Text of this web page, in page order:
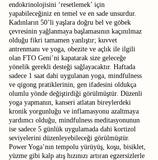
endokrinolojisini ‘resetlemek’ için
yapabileceğiniz en temel ve en sade unsurdur.
Kadınların 50’li yaşlara doğru bel ve göbek
çevresinin yağlanmaya başlamasının kaçınılmaz
olduğu fikri tamamen yanlıştır; kuvvet
antrenmanı ve yoga, obezite ve açlık ile ilgili
olan FTO Geni’ni kapatarak size geleceğe
yönelik gerekli desteği sağlayacaktır. Haftada
sadece 1 saat dahi uygulanan yoga, mindfulness
ve qigong pratiklerinin, gen ifadesini oldukça
olumlu yönde değiştirdiği görülmüştür. Düzenli
yoga yapmanın, kanseri atlatan bireylerdeki
kronik yorgunluğu ve inflamasyonu azaltmaya
yardımcı olduğu, mindfulness meditasyonunun
ise sadece 5 günlük uygulamada dahi kortizol
seviyelerini düzenleyebileceği görülmüştür.
Power Yoga’nın tempolu yürüyüş, koşu, bisiklet,
yüzme gibi kalp atış hızınızı artıran egzersizlerle